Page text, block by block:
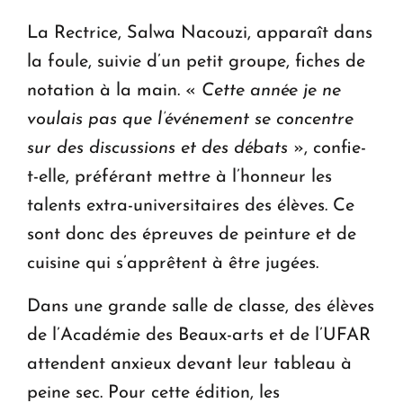
La Rectrice, Salwa Nacouzi, apparaît dans
la foule, suivie d’un petit groupe, fiches de
notation à la main. « Cette année je ne
voulais pas que l’événement se concentre
sur des discussions et des débats », confie-
t-elle, préférant mettre à l’honneur les
talents extra-universitaires des élèves. Ce
sont donc des épreuves de peinture et de
cuisine qui s’apprêtent à être jugées.
Dans une grande salle de classe, des élèves
de l’Académie des Beaux-arts et de l’UFAR
attendent anxieux devant leur tableau à
peine sec. Pour cette édition, les